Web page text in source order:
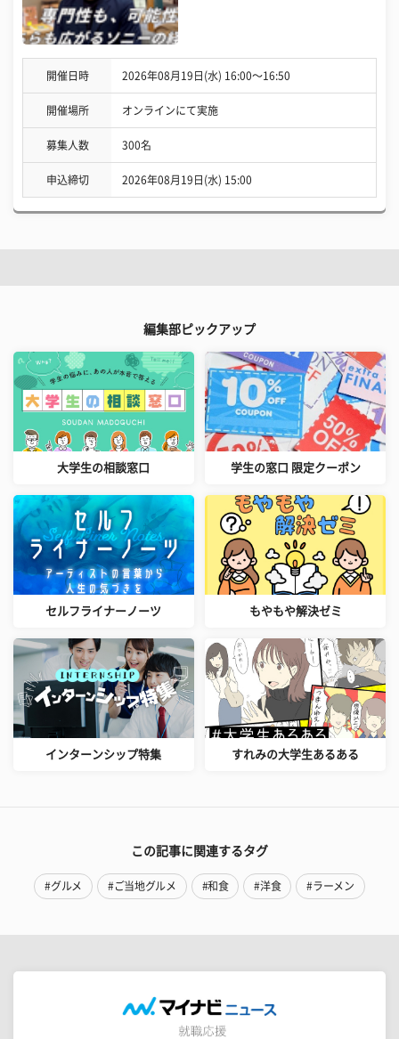
開催日時 2026年08月19日(水) 16:00〜16:50
開催場所 オンラインにて実施
募集人数 300名
申込締切 2026年08月19日(水) 15:00
編集部ピックアップ
大学生の相談窓口 学生の窓口 限定クーポン
セルフライナーノーツ もやもや解決ゼミ
インターンシップ特集 すれみの大学生あるある
この記事に関連するタグ
#グルメ #ご当地グルメ #和食 #洋食 #ラーメン